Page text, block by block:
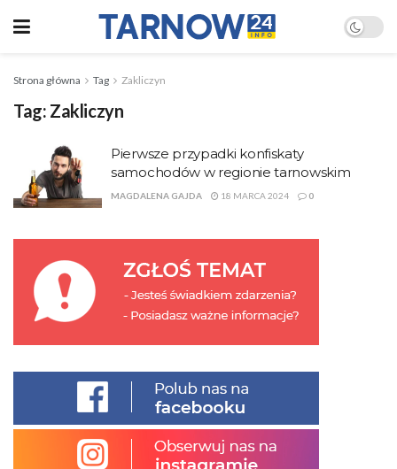
Strona główna Tag Zakliczyn
Tag: Zakliczyn
Pierwsze przypadki konfiskaty
samochodów w regionie tarnowskim
MAGDALENA GAJDA 18 MARCA 2024 0